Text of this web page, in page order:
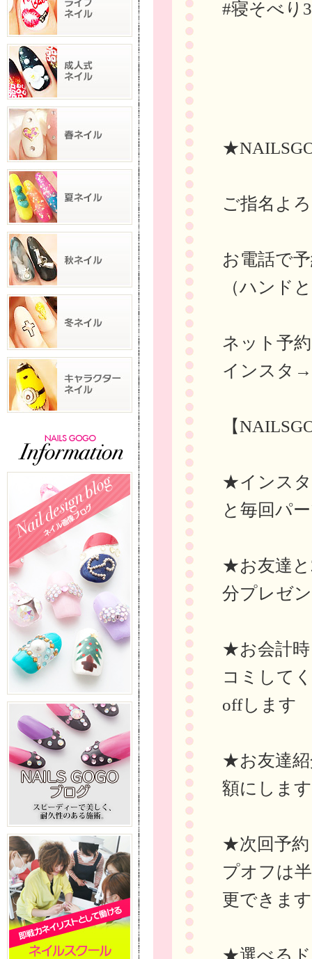
#寝そべり
ご指名よ
お電話で
（ハンド
ネット予
インスタ
【
★インスタ
と毎回パ
★お友達と
分プレゼ
★お会計時
コミして
offします
★お友達紹
額にしま
★次回予約
プオフは
更できま
★選べるド